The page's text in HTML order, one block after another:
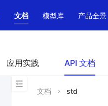
文档 模型库 产品全景
应用实践 API 文档
文档 std